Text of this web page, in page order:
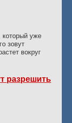
который уже
зовут
вокруг
разрешить